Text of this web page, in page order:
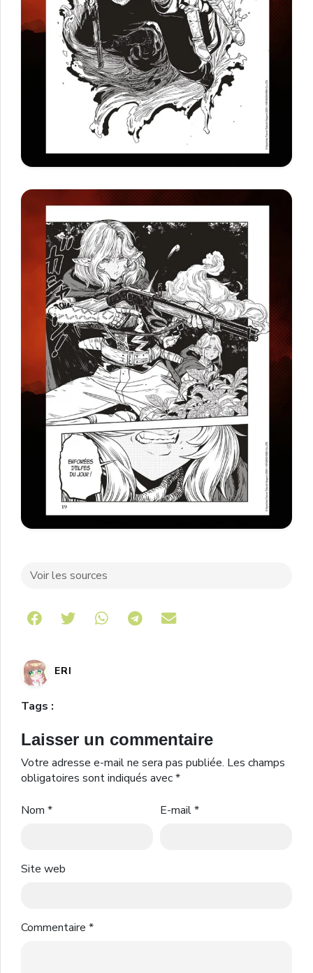
Voir les sources
Share on Telegram
ERI
Tags :
Laisser un commentaire
Votre adresse e-mail ne sera pas publiée. Les champs
obligatoires sont indiqués avec*
Nom * E-mail*
Site web
Commentaire *